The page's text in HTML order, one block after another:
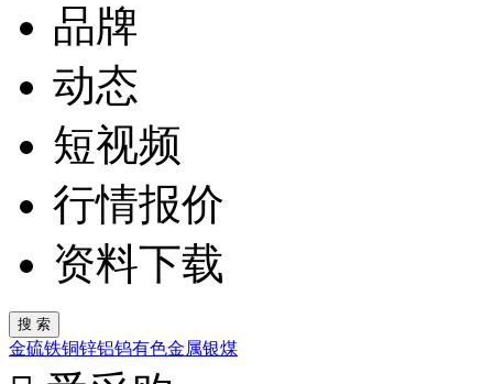
品牌
动态
短视频
行情报价
资料下载
金硫铁铜锌铝钨有色金属银煤